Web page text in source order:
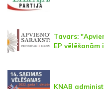
Tavars:
EP
KNAB